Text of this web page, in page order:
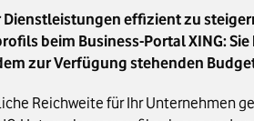
effizient zu
beim Business-Portal XING:
zur Verfügung stehenden
Reichweite für Ihr Unternehmen